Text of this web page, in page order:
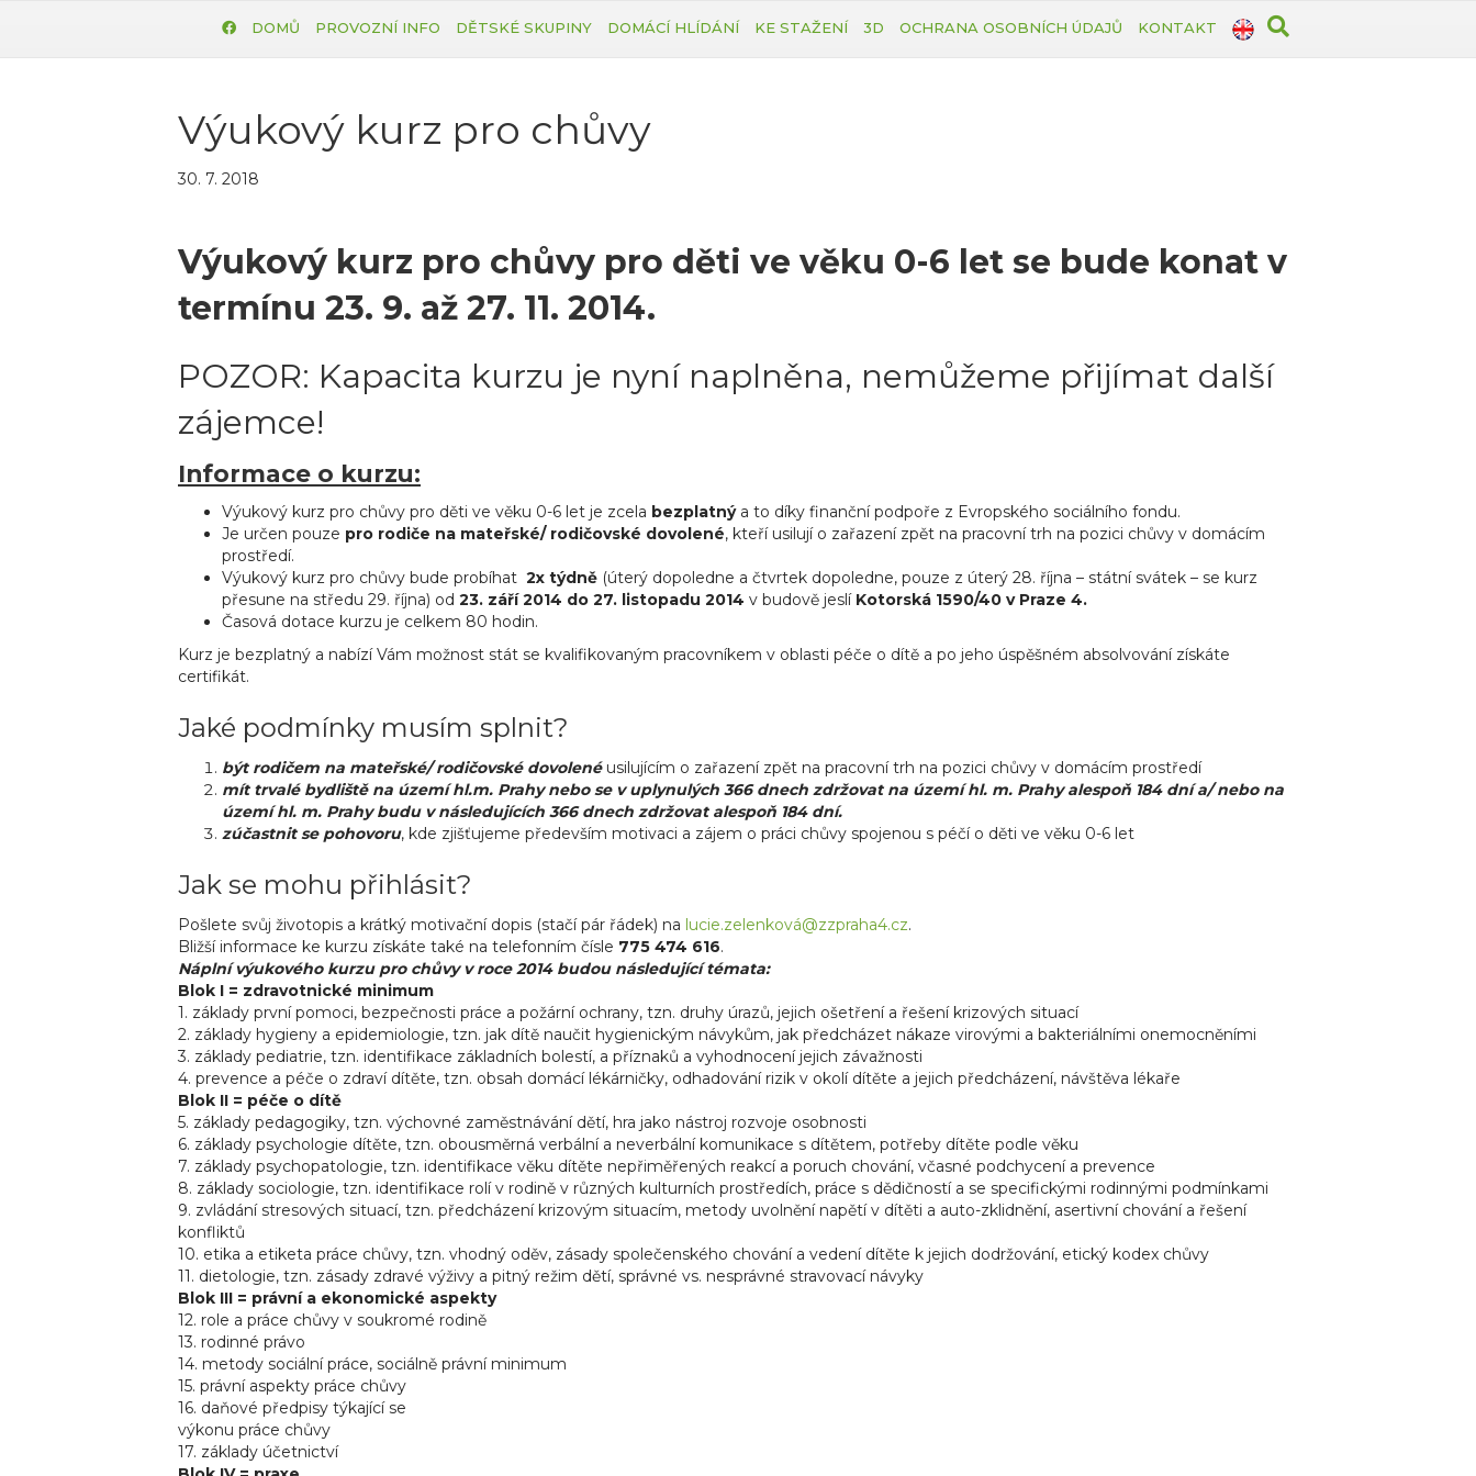
DOMŮ PROVOZNÍ INFO DĚTSKÉ SKUPINY DOMÁCÍ HLÍDÁNÍ KE STAŽENÍ 3D OCHRANA OSOBNÍCH ÚDAJŮ KONTAKT
Výukový kurz pro chůvy
30. 7. 2018
Výukový kurz pro chůvy pro děti ve věku 0-6 let se bude konat v
termínu 23. 9. až 27. 11. 2014.
POZOR: Kapacita kurzu je nyní naplněna, nemůžeme přijímat další
zájemce!
Informace o kurzu:
Výukový kurz pro chůvy pro děti ve věku 0-6 let je zcela bezplatnýa to díky finanční podpoře z Evropského sociálního fondu.
Je určen pouze pro rodiče na mateřské/ rodičovské dovolené, kteří usilují o zařazení zpět na pracovní trh na pozici chůvy v domácím
prostředí.
Výukový kurz pro chůvy bude probíhat 2x týdně (úterý dopoledne a čtvrtek dopoledne, pouze z úterý 28. října – státní svátek – se kurz
přesune na středu 29. října) od 23. září 2014 do 27. listopadu 2014 v budově jeslí Kotorská 1590/40 v Praze 4.
Časová dotace kurzu je celkem 80 hodin.
Kurz je bezplatný a nabízí Vám možnost stát se kvalifikovaným pracovníkem v oblasti péče o dítě a po jeho úspěšném absolvování získáte
certifikát.
Jaké podmínky musím splnit?
být rodičem na mateřské/ rodičovské dovolenéusilujícím o zařazení zpět na pracovní trh na pozici chůvy v domácím prostředí
mít trvalé bydliště na území hl.m. Prahy nebo se v uplynulých 366 dnech zdržovat na území hl. m. Prahy alespoň 184 dní a/ nebo na
území hl. m. Prahy budu v následujících 366 dnech zdržovat alespoň 184 dní.
zúčastnit se pohovoru, kde zjišťujeme především motivaci a zájem o práci chůvy spojenou s péčí o děti ve věku 0-6 let
Jak se mohu přihlásit?
Pošlete svůj životopis a krátký motivační dopis (stačí pár řádek) na lucie.zelenková@zzpraha4.cz.
Bližší informace ke kurzu získáte také na telefonním čísle 775 474 616.
Náplní výukového kurzu pro chůvy v roce 2014 budou následující témata:
Blok I = zdravotnické minimum
1. základy první pomoci, bezpečnosti práce a požární ochrany, tzn. druhy úrazů, jejich ošetření a řešení krizových situací
2. základy hygieny a epidemiologie, tzn. jak dítě naučit hygienickým návykům, jak předcházet nákaze virovými a bakteriálními onemocněními
3. základy pediatrie, tzn. identifikace základních bolestí, a příznaků a vyhodnocení jejich závažnosti
4. prevence a péče o zdraví dítěte, tzn. obsah domácí lékárničky, odhadování rizik v okolí dítěte a jejich předcházení, návštěva lékaře
Blok II = péče o dítě
5. základy pedagogiky, tzn. výchovné zaměstnávání dětí, hra jako nástroj rozvoje osobnosti
6. základy psychologie dítěte, tzn. obousměrná verbální a neverbální komunikace s dítětem, potřeby dítěte podle věku
7. základy psychopatologie, tzn. identifikace věku dítěte nepřiměřených reakcí a poruch chování, včasné podchycení a prevence
8. základy sociologie, tzn. identifikace rolí v rodině v různých kulturních prostředích, práce s dědičností a se specifickými rodinnými podmínkami
9. zvládání stresových situací, tzn. předcházení krizovým situacím, metody uvolnění napětí v dítěti a auto-zklidnění, asertivní chování a řešení
konfliktů
10. etika a etiketa práce chůvy, tzn. vhodný oděv, zásady společenského chování a vedení dítěte k jejich dodržování, etický kodex chůvy
11. dietologie, tzn. zásady zdravé výživy a pitný režim dětí, správné vs. nesprávné stravovací návyky
Blok III = právní a ekonomické aspekty
12. role a práce chůvy v soukromé rodině
13. rodinné právo
14. metody sociální práce, sociálně právní minimum
15. právní aspekty práce chůvy
16. daňové předpisy týkající se
výkonu práce chůvy
17. základy účetnictví